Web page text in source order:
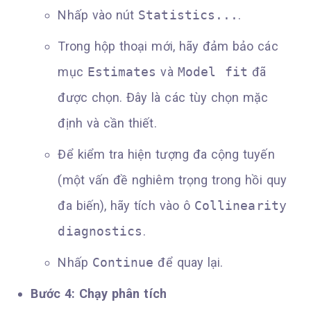
Nhấp vào nút Statistics... .
Trong hộp thoại mới, hãy đảm bảo các
mục Estimates và Model fit đã
được chọn. Đây là các tùy chọn mặc
định và cần thiết.
Để kiểm tra hiện tượng đa cộng tuyến
(một vấn đề nghiêm trọng trong hồi quy
đa biến), hãy tích vào ô Collinearity
diagnostics.
Nhấp Continue để quay lại.
Bước 4: Chạy phân tích